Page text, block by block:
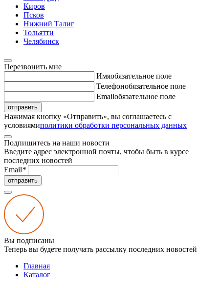
Киров
Псков
Нижний Талиг
Тольятти
Челябинск
Перезвонить мне
Имяобязательное поле
Телефонобязательное поле
Emailобязательное поле
отправить
Нажимая кнопку «Отправить», вы соглашаетесь с
условиямиполитики обработки персональных данных
Подпишитесь на наши новости
Введите адрес электронной почты, чтобы быть в курсе
последних новостей
Email*
отправить
Вы подписаны
Теперь вы будете получать рассылку последних новостей
Главная
Каталог